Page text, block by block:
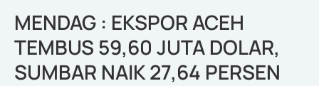
MENDAG : EKSPOR ACEH
TEMBUS 59,60 JUTA DOLAR,
SUMBAR NAIK 27,64 PERSEN